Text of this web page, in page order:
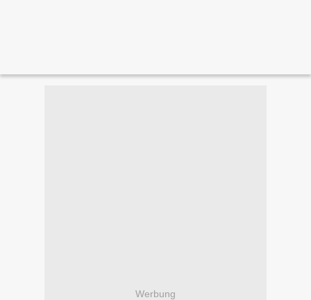
Werbung